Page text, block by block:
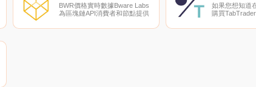
BWR價格實時數據Bware Labs
為區塊鏈API消費者和節點提供
集成的支付選項和經過驗證的可
如果您想知道
購買
貨幣交易所是